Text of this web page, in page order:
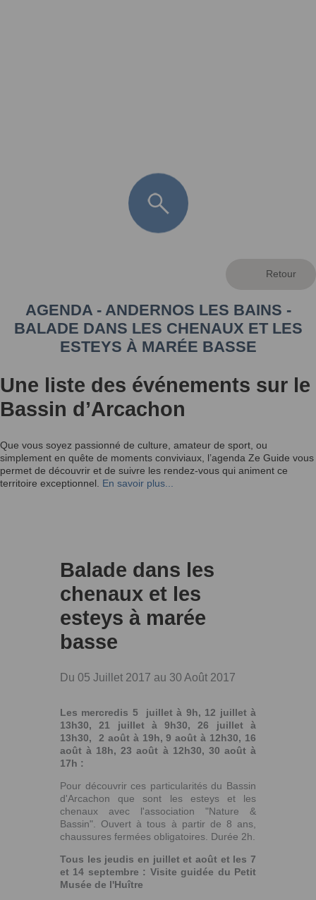
AGENDA - ANDERNOS LES BAINS -
BALADE DANS LES CHENAUX ET LES
ESTEYS À MARÉE BASSE
Une liste des événements sur le
Bassin d’Arcachon
Que vous soyez passionné de culture, amateur de sport, ou
simplement en quête de moments conviviaux, l’agenda Ze Guide vous
permet de découvrir et de suivre les rendez-vous qui animent ce
territoire exceptionnel. En savoir plus...
Balade dans les
chenaux et les
esteys à marée
basse
Du 05 Juillet 2017 au 30 Août 2017
Les mercredis 5 juillet à 9h, 12 juillet à
13h30, 21 juillet à 9h30, 26 juillet à
13h30, 2 août à 19h, 9 août à 12h30, 16
août à 18h, 23 août à 12h30, 30 août à
17h :
Pour découvrir ces particularités du Bassin
d'Arcachon que sont les esteys et les
chenaux avec l'association "Nature &
Bassin". Ouvert à tous à partir de 8 ans,
chaussures fermées obligatoires. Durée 2h.
Tous les jeudis en juillet et août et les 7
et 14 septembre : Visite guidée du Petit
Musée de l'Huître